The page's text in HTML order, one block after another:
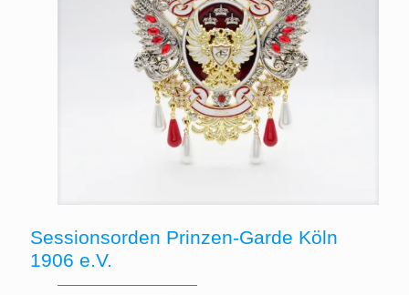
Sessionsorden Prinzen-Garde Köln
1906 e.V.